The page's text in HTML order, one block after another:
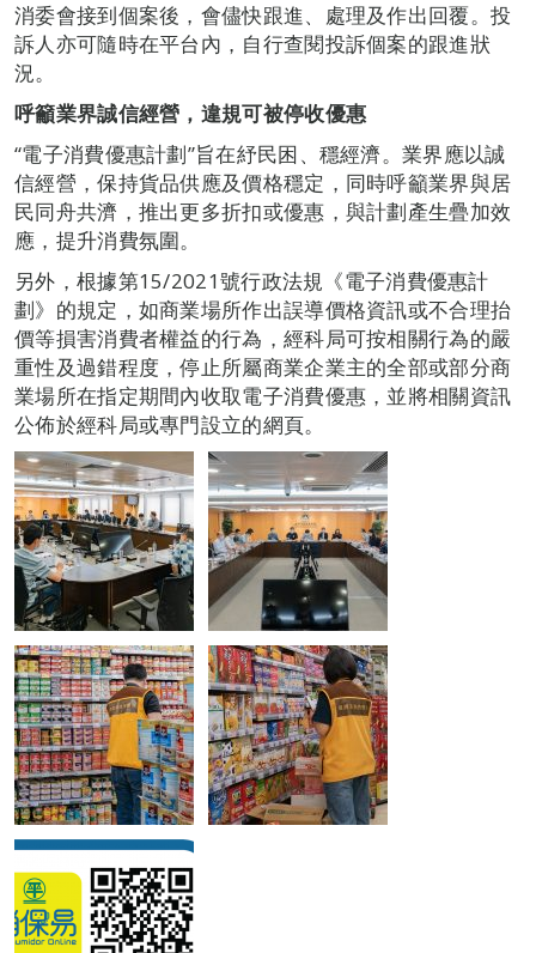
消委會接到個案後，會儘快跟進、處理及作出回覆。投
訴人亦可隨時在平台內，自行查閱投訴個案的跟進狀
況。
呼籲業界誠信經營，違規可被停收優惠
“電子消費優惠計劃”旨在紓民困、穩經濟。業界應以誠
信經營，保持貨品供應及價格穩定，同時呼籲業界與居
民同舟共濟，推出更多折扣或優惠，與計劃產生疊加效
應，提升消費氛圍。
另外，根據第15/2021號行政法規《電子消費優惠計
劃》的規定，如商業場所作出誤導價格資訊或不合理抬
價等損害消費者權益的行為，經科局可按相關行為的嚴
重性及過錯程度，停止所屬商業企業主的全部或部分商
業場所在指定期間內收取電子消費優惠，並將相關資訊
公佈於經科局或專門設立的網頁。